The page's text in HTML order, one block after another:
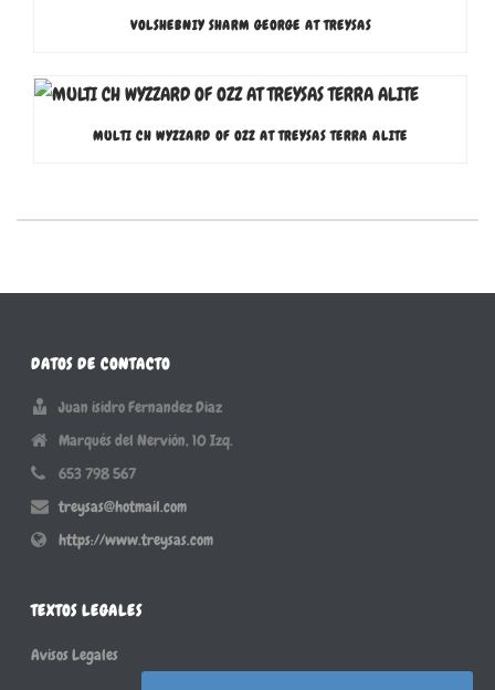
VOLSHEBNIY SHARM GEORGE AT TREYSAS
MULTI CH WYZZARD OF OZZ AT TREYSAS TERRA ALITE
DATOS DE CONTACTO
Juan isidro Fernandez Diaz
Marqués del Nervión, 10 Izq.
653 798 567
treysas@hotmail.com
https://www.treysas.com
TEXTOS LEGALES
Avisos Legales